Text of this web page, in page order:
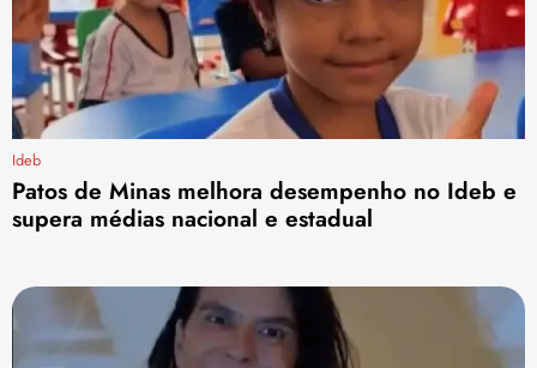
Ideb
Patos de Minas melhora desempenho no Ideb e
supera médias nacional e estadual